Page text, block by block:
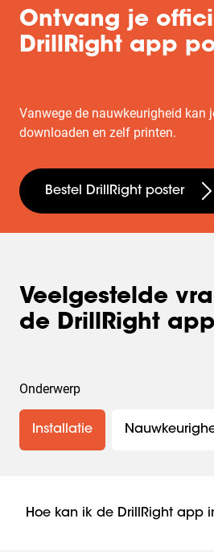
Ontvang je
DrillRight app
Vanwege de nauwkeurigheid kan
downloaden en zelf printen.
Bestel DrillRight poster
Veelgestelde
de DrillRight app
Onderwerp
Installatie
Hoe kan ik de DrillRight app